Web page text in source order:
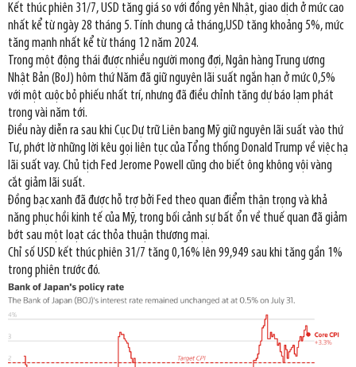
Kết thúc phiên 31/7, USD tăng giá so với đồng yên Nhật, giao dịch ở mức cao
nhất kể từ ngày 28 tháng 5. Tính chung cả tháng,USD tăng khoảng 5%, mức
tăng mạnh nhất kể từ tháng 12 năm 2024.
Trong một động thái được nhiều người mong đợi, Ngân hàng Trung ương
Nhật Bản (BoJ) hôm thứ Năm đã giữ nguyên lãi suất ngắn hạn ở mức 0,5%
với một cuộc bỏ phiếu nhất trí, nhưng đã điều chỉnh tăng dự báo lạm phát
trong vài năm tới.
Điều này diễn ra sau khi Cục Dự trữ Liên bang Mỹ giữ nguyên lãi suất vào thứ
Tư, phớt lờ những lời kêu gọi liên tục của Tổng thống Donald Trump về việc hạ
lãi suất vay. Chủ tịch Fed Jerome Powell cũng cho biết ông không vội vàng
cắt giảm lãi suất.
Đồng bạc xanh đã được hỗ trợ bởi Fed theo quan điểm thận trọng và khả
năng phục hồi kinh tế của Mỹ, trong bối cảnh sự bất ổn về thuế quan đã giảm
bớt sau một loạt các thỏa thuận thương mại.
Chỉ số USD kết thúc phiên 31/7 tăng 0,16% lên 99,949 sau khi tăng gần 1%
trong phiên trước đó.